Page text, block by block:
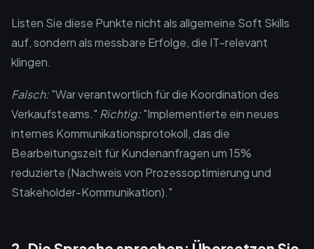
Listen Sie diese Punkte nicht als allgemeine Soft Skills
auf, sondern als messbare Erfolge, die IT-relevant
klingen.
Falsch:"War verantwortlich für die Koordination des
Verkaufsteams." Richtig:"Implementierte ein neues
internes Kommunikationsprotokoll, das die
Bearbeitungszeit für Kundenanfragen um 15%
reduzierte (Nachweis von Prozessoptimierung und
Stakeholder-Kommunikation)."